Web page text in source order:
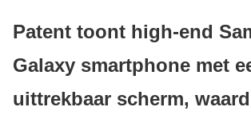
Patent toont high-end
Galaxy smartphone met
uittrekbaar scherm,